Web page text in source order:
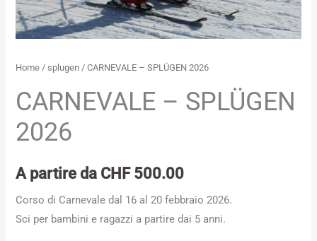
Home /splugen / CARNEVALE – SPLÜGEN 2026
CARNEVALE – SPLÜGEN
2026
A partire da CHF500.00
Corso di Carnevale dal 16 al 20 febbraio 2026.
Sci per bambini e ragazzi a partire dai 5 anni.